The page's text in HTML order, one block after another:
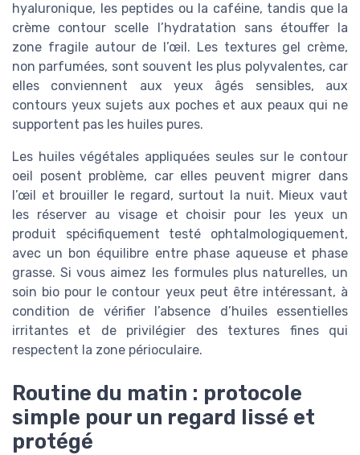
hyaluronique, les peptides ou la caféine, tandis que la
crème contour scelle l’hydratation sans étouffer la
zone fragile autour de l’œil. Les textures gel crème,
non parfumées, sont souvent les plus polyvalentes, car
elles conviennent aux yeux âgés sensibles, aux
contours yeux sujets aux poches et aux peaux qui ne
supportent pas les huiles pures.
Les huiles végétales appliquées seules sur le contour
oeil posent problème, car elles peuvent migrer dans
l’œil et brouiller le regard, surtout la nuit. Mieux vaut
les réserver au visage et choisir pour les yeux un
produit spécifiquement testé ophtalmologiquement,
avec un bon équilibre entre phase aqueuse et phase
grasse. Si vous aimez les formules plus naturelles, un
soin bio pour le contour yeux peut être intéressant, à
condition de vérifier l’absence d’huiles essentielles
irritantes et de privilégier des textures fines qui
respectent la zone périoculaire.
Routine du matin : protocole
simple pour un regard lissé et
protégé